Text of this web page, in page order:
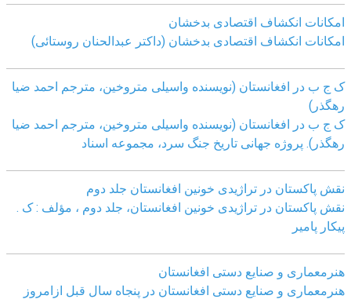
امکانات انکشاف اقتصادی بدخشان
امکانات انکشاف اقتصادی بدخشان (داکتر عبدالحنان روستائی)
ک ج ب در افغانستان (نویسنده واسیلی متروخین، مترجم احمد ضیا
رهگذر)
ک ج ب در افغانستان (نویسنده واسیلی متروخین، مترجم احمد ضیا
رهگذر). پروژه جهانی تاریخ جنگ سرد، مجموعه اسناد
نقش پاکستان در تراژیدی خونین افغانستان جلد دوم
نقش پاکستان در تراژیدی خونین افغانستان، جلد دوم ، مؤلف : ک .
پیکار پامیر
هنرمعماری و صنایع دستی افغانستان
هنرمعماری و صنایع دستی افغانستان در پنجاه سال قبل ازامروز